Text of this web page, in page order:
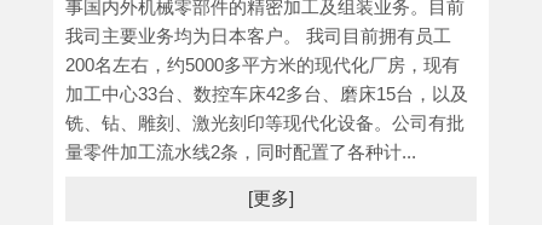
事国内外机械零部件的精密加工及组装业务。目前
我司主要业务均为日本客户。 我司目前拥有员工
200名左右，约5000多平方米的现代化厂房，现有
加工中心33台、数控车床42多台、磨床15台，以及
铣、钻、雕刻、激光刻印等现代化设备。公司有批
量零件加工流水线2条，同时配置了各种计...
[更多]